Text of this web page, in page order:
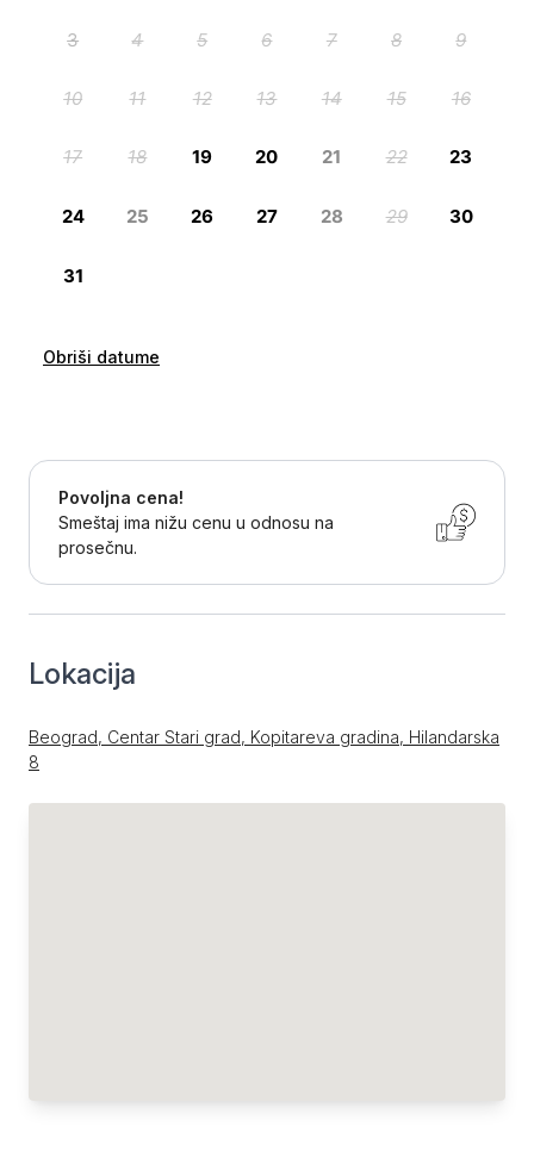
Obriši datume
Povoljna cena!
Smeštaj ima nižu cenu u odnosu na
prosečnu.
Lokacija
Beograd, Centar Stari grad, Kopitareva gradina, Hilandarska
8